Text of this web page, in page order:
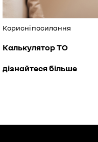
Корисні посилання
Калькулятор ТО
дізнайтеся більше